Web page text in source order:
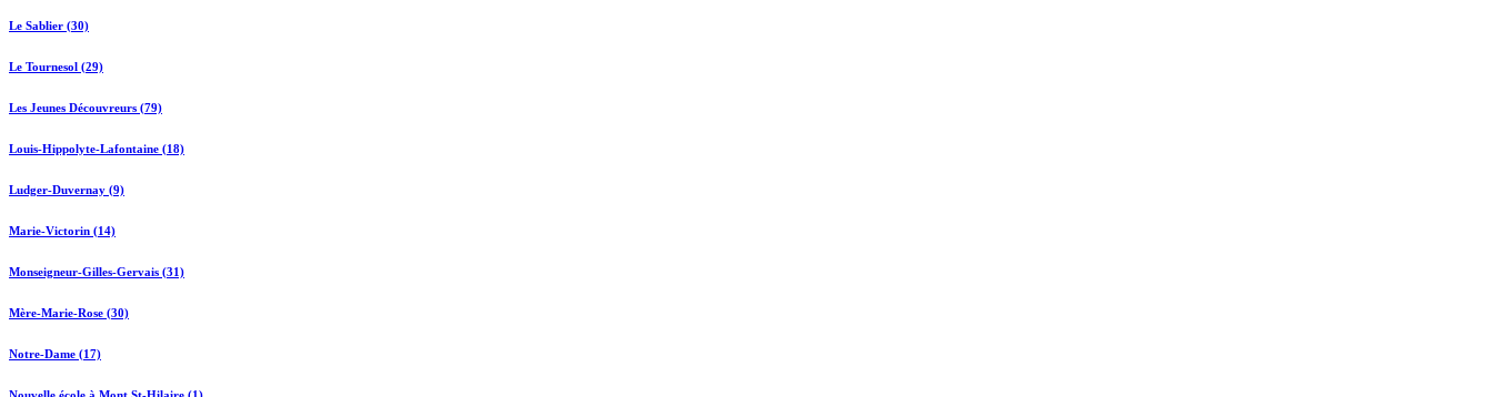
Le Sablier (30)
Le Tournesol (29)
Les Jeunes Découvreurs (79)
Louis-Hippolyte-Lafontaine (18)
Ludger-Duvernay (9)
Marie-Victorin (14)
Monseigneur-Gilles-Gervais (31)
Mère-Marie-Rose (30)
Notre-Dame (17)
Nouvelle école à Mont St-Hilaire (1)